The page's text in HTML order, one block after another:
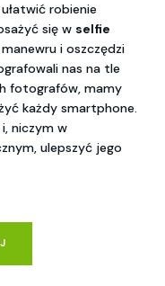
robienie
się w selfie
i oszczędzi
nas na tle
fotografów, mamy
każdy smartphone.
niczym w
ulepszyć jego